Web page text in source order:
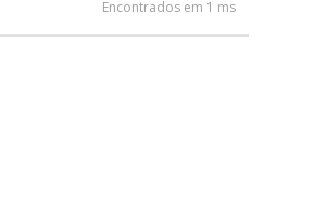
Encontrados em 1 ms